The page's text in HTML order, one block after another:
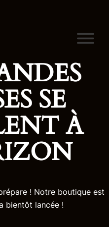
SE
À
! Notre boutique est
bientôt lancée !